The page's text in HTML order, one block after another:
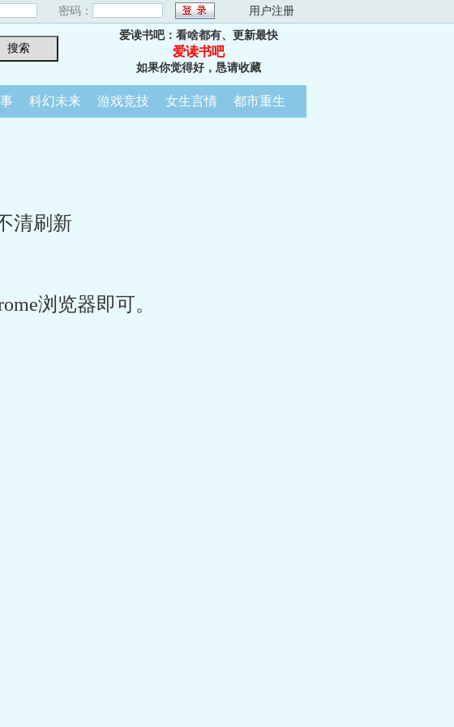
密码： 用户注册
爱读书吧：看啥都有、更新最快
爱读书吧
如果你觉得好，恳请收藏
科幻未来 游戏竞技 女生言情 都市重生
清刷新
浏览器即可。